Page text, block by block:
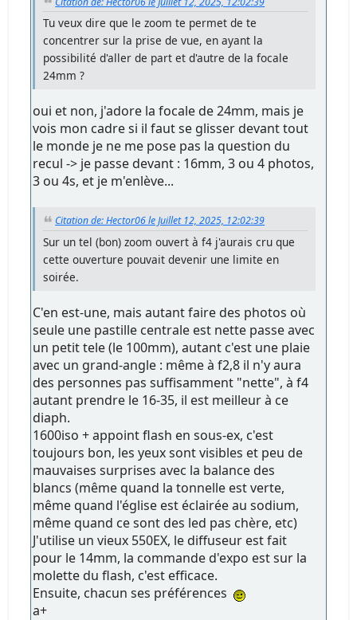
Tu veux dire que le zoom te permet de te
concentrer sur la prise de vue, en ayant la
possibilité d'aller de part et d'autre de la focale
24mm ?
oui et non, j'adore la focale de 24mm, mais je
vois mon cadre si il faut se glisser devant tout
le monde je ne me pose pas la question du
recul -> je passe devant : 16mm, 3 ou 4 photos,
3 ou 4s, et je m'enlève...
Citation de: Hector06 le Juillet 12, 2025, 12:02:39
Sur un tel (bon) zoom ouvert à f4 j'aurais cru que
cette ouverture pouvait devenir une limite en
soirée.
C'en est-une, mais autant faire des photos où
seule une pastille centrale est nette passe avec
un petit tele (le 100mm), autant c'est une plaie
avec un grand-angle : même à f2,8 il n'y aura
des personnes pas suffisamment "nette", à f4
autant prendre le 16-35, il est meilleur à ce
diaph.
1600iso + appoint flash en sous-ex, c'est
toujours bon, les yeux sont visibles et peu de
mauvaises surprises avec la balance des
blancs (même quand la tonnelle est verte,
même quand l'église est éclairée au sodium,
même quand ce sont des led pas chère, etc)
J'utilise un vieux 550EX, le diffuseur est fait
pour le 14mm, la commande d'expo est sur la
molette du flash, c'est efficace.
Ensuite, chacun ses préférences
a+